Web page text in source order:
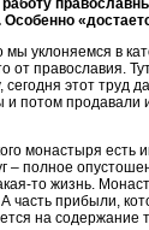
уклоняемся в
от православия.
этот труд
и потом
монастыря
– полное
то жизнь.
часть прибыли,
на содержание